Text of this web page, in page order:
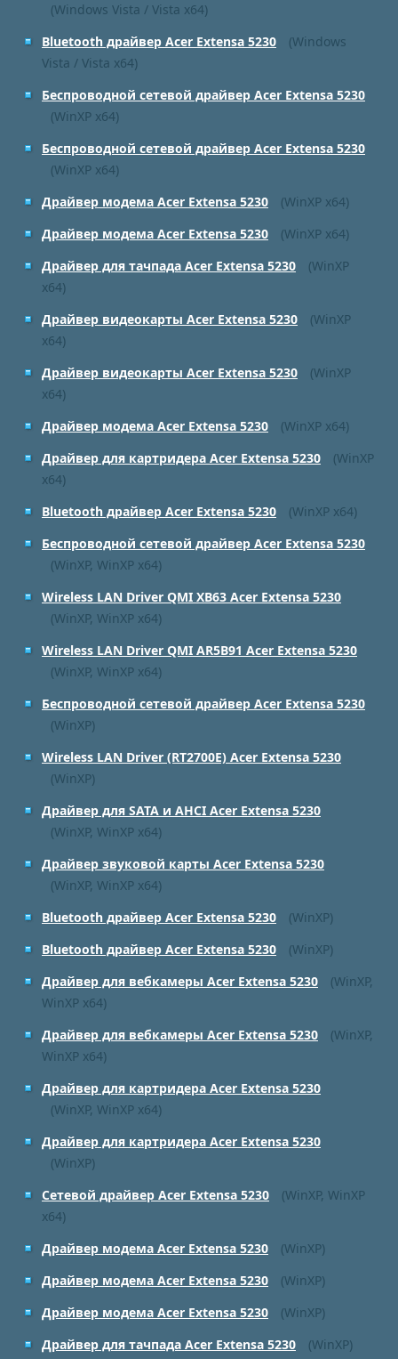
(Windows Vista / Vista x64)
Bluetooth драйвер Acer Extensa 5230
(Windows
Vista / Vista x64)
Беспроводной сетевой драйвер Acer Extensa 5230
(WinXP x64)
Беспроводной сетевой драйвер Acer Extensa 5230
(WinXP x64)
Драйвер модема Acer Extensa 5230
(WinXP x64)
Драйвер модема Acer Extensa 5230
(WinXP x64)
Драйвер для тачпада Acer Extensa 5230
(WinXP
x64)
Драйвер видеокарты Acer Extensa 5230
(WinXP
x64)
Драйвер видеокарты Acer Extensa 5230
(WinXP
x64)
Драйвер модема Acer Extensa 5230
(WinXP x64)
Драйвер для картридера Acer Extensa 5230
(WinXP
x64)
Bluetooth драйвер Acer Extensa 5230
(WinXP x64)
Беспроводной сетевой драйвер Acer Extensa 5230
(WinXP, WinXP x64)
Wireless LAN Driver QMI XB63 Acer Extensa 5230
(WinXP, WinXP x64)
Wireless LAN Driver QMI AR5B91 Acer Extensa 5230
(WinXP, WinXP x64)
Беспроводной сетевой драйвер Acer Extensa 5230
(WinXP)
Wireless LAN Driver (RT2700E) Acer Extensa 5230
(WinXP)
Драйвер для SATA и AHCI Acer Extensa 5230
(WinXP, WinXP x64)
Драйвер звуковой карты Acer Extensa 5230
(WinXP, WinXP x64)
Bluetooth драйвер Acer Extensa 5230
(WinXP)
Bluetooth драйвер Acer Extensa 5230
(WinXP)
Драйвер для вебкамеры Acer Extensa 5230
(WinXP,
WinXP x64)
Драйвер для вебкамеры Acer Extensa 5230
(WinXP,
WinXP x64)
Драйвер для картридера Acer Extensa 5230
(WinXP, WinXP x64)
Драйвер для картридера Acer Extensa 5230
(WinXP)
Сетевой драйвер Acer Extensa 5230
(WinXP, WinXP
x64)
Драйвер модема Acer Extensa 5230
(WinXP)
Драйвер модема Acer Extensa 5230
(WinXP)
Драйвер модема Acer Extensa 5230
(WinXP)
Драйвер для тачпада Acer Extensa 5230
(WinXP)